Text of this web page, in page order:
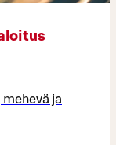
ja